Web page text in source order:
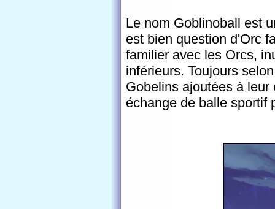
Le nom Goblinoball est
est bien question d'Orc
familier avec les Orcs,
inférieurs. Toujours
Gobelins ajoutées à
échange de balle sportif